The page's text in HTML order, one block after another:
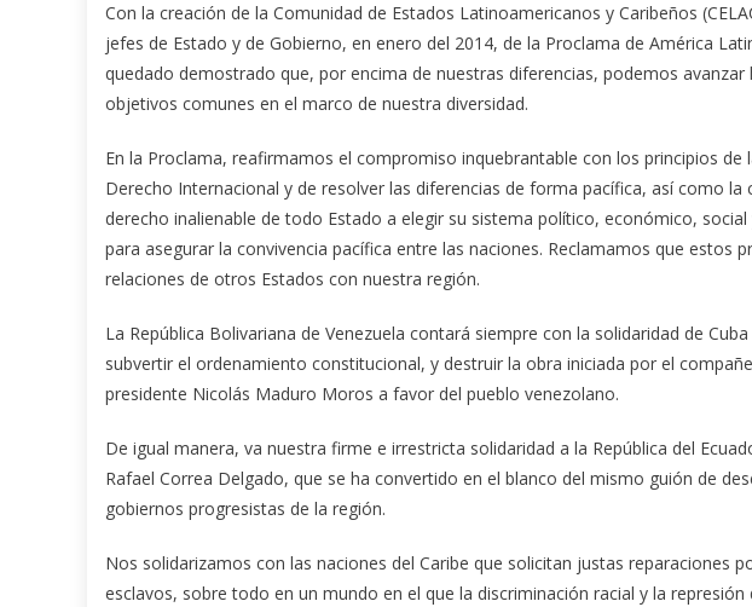
Con la creación de la Comunidad de Estados Latinoamericanos y Caribeños
jefes de Estado y de Gobierno, en enero del 2014, de la Proclama de América
quedado demostrado que, por encima de nuestras diferencias, podemos avanzar
objetivos comunes en el marco de nuestra diversidad.
En la Proclama, reafirmamos el compromiso inquebrantable con los principios de
Derecho Internacional y de resolver las diferencias de forma pacífica, así como la
derecho inalienable de todo Estado a elegir su sistema político, económico,
para asegurar la convivencia pacífica entre las naciones. Reclamamos que estos
relaciones de otros Estados con nuestra región.
La República Bolivariana de Venezuela contará siempre con la solidaridad de
subvertir el ordenamiento constitucional, y destruir la obra iniciada por el
presidente Nicolás Maduro Moros a favor del pueblo venezolano.
De igual manera, va nuestra firme e irrestricta solidaridad a la República del
Rafael Correa Delgado, que se ha convertido en el blanco del mismo guión de
gobiernos progresistas de la región.
Nos solidarizamos con las naciones del Caribe que solicitan justas reparaciones
esclavos, sobre todo en un mundo en el que la discriminación racial y la